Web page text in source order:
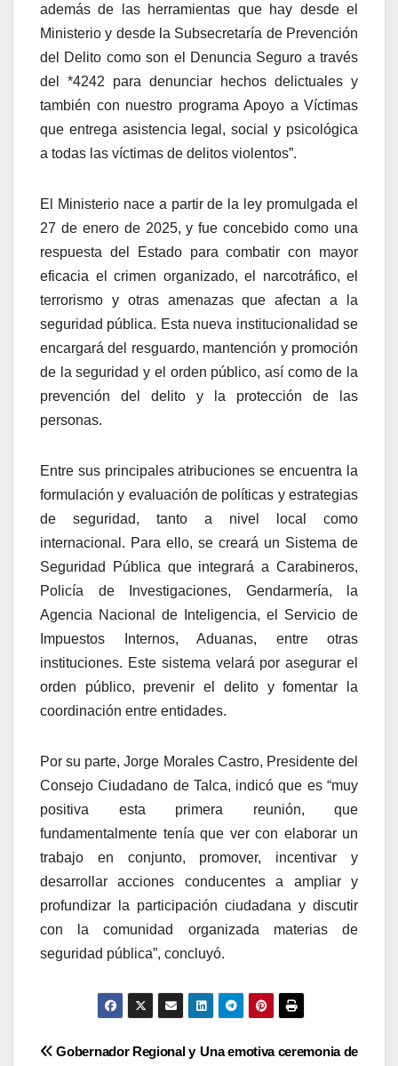
además de las herramientas que hay desde el
Ministerio y desde la Subsecretaría de Prevención
del Delito como son el Denuncia Seguro a través
del *4242 para denunciar hechos delictuales y
también con nuestro programa Apoyo a Víctimas
que entrega asistencia legal, social y psicológica
a todas las víctimas de delitos violentos”.
El Ministerio nace a partir de la ley promulgada el
27 de enero de 2025, y fue concebido como una
respuesta del Estado para combatir con mayor
eficacia el crimen organizado, el narcotráfico, el
terrorismo y otras amenazas que afectan a la
seguridad pública. Esta nueva institucionalidad se
encargará del resguardo, mantención y promoción
de la seguridad y el orden público, así como de la
prevención del delito y la protección de las
personas.
Entre sus principales atribuciones se encuentra la
formulación y evaluación de políticas y estrategias
de seguridad, tanto a nivel local como
internacional. Para ello, se creará un Sistema de
Seguridad Pública que integrará a Carabineros,
Policía de Investigaciones, Gendarmería, la
Agencia Nacional de Inteligencia, el Servicio de
Impuestos Internos, Aduanas, entre otras
instituciones. Este sistema velará por asegurar el
orden público, prevenir el delito y fomentar la
coordinación entre entidades.
Por su parte, Jorge Morales Castro, Presidente del
Consejo Ciudadano de Talca, indicó que es “muy
positiva esta primera reunión, que
fundamentalmente tenía que ver con elaborar un
trabajo en conjunto, promover, incentivar y
desarrollar acciones conducentes a ampliar y
profundizar la participación ciudadana y discutir
con la comunidad organizada materias de
seguridad pública”, concluyó.
Navegación Una emotiva ceremonia de
Gobernador Regional y